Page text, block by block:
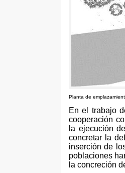
Planta de
En el trabajo
cooperación
la ejecución
concretar la
inserción de
poblaciones
la concreción